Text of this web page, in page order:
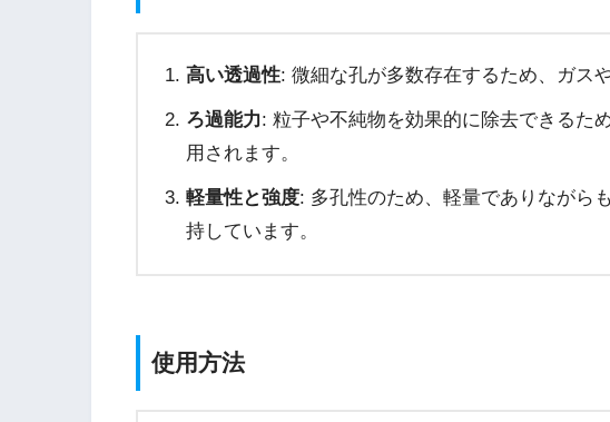
高い透過性: 微細な孔が多数存在するため、ガス
ろ過能力: 粒子や不純物を効果的に除去できるた
用されます。
軽量性と強度: 多孔性のため、軽量でありながら
持しています。
使用方法